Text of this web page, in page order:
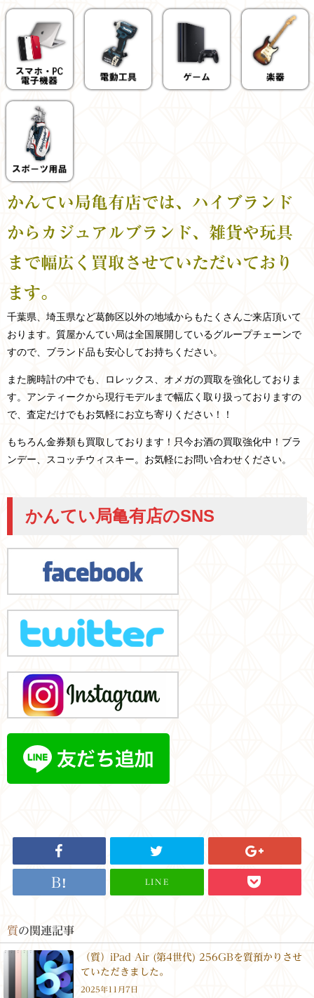
かんてい局亀有店では、ハイブランド
からカジュアルブランド、雑貨や玩具
まで幅広く買取させていただいており
ます。
千葉県、埼玉県など葛飾区以外の地域からもたくさんご来店頂いて
おります。 質屋かんてい局は全国展開しているグループチェーンで
すので、ブランド品も安心してお持ちください。
また腕時計の中でも、ロレックス、オメガの買取を強化しておりま
す。アンティークから現行モデルまで幅広く取り扱っておりますの
で、査定だけでもお気軽にお立ち寄りください！！
もちろん金券類も買取しております！只今お酒の買取強化中！ブラ
ンデー、スコッチウィスキー。お気軽にお問い合わせください。
かんてい局亀有店のSNS
LINE
質の関連記事
（質）iPad Air (第4世代) 256GBを質預かりさせ
ていただきました。
2025年11月7日